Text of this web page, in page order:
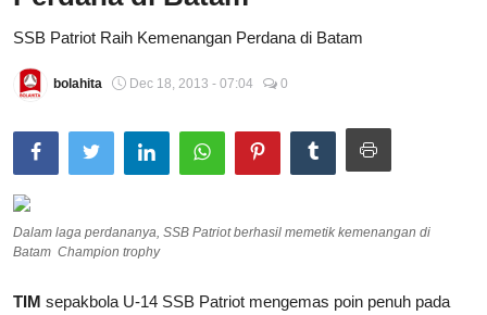
Total Sports
Contact
Pedoman Media Siber
SSB Patriot Raih Kemenangan Perdana di Batam
bolahita Dec 18, 2013 - 07:04 0
Dalam laga perdananya, SSB Patriot berhasil memetik kemenangan di
Batam Champion trophy
TIM sepakbola U-14 SSB Patriot mengemas poin penuh pada